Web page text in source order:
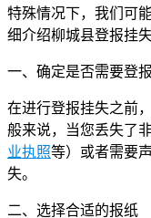
特殊情况下，我们可
细介绍柳城县登报挂
一、确定是否需要登
在进行登报挂失之前
般来说，当您丢失了
业执照等）或者需要
失。
二、选择合适的报纸